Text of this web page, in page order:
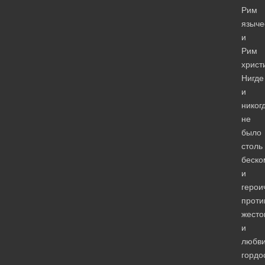
Рим
и
Рим
Нигде
и
не
было
столь
и
и